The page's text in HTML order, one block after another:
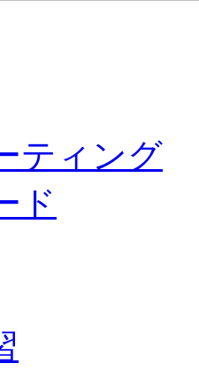
ティング
ド